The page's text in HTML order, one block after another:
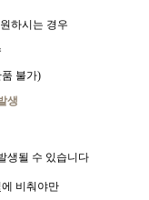
하시는 경우
불가)
생
생될 수 있습니다
비춰야만